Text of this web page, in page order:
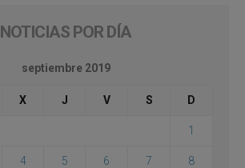
NOTICIAS POR DÍA
septiembre 2019
X J V S D
1
4 5 6 7 8